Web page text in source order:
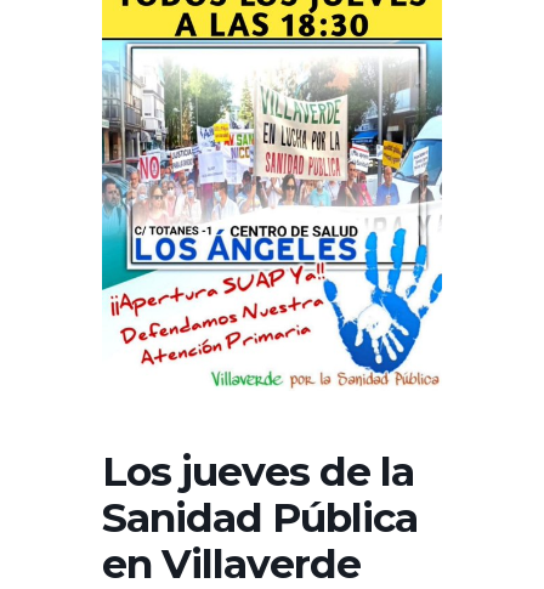
Los jueves de la
Sanidad Pública
en Villaverde